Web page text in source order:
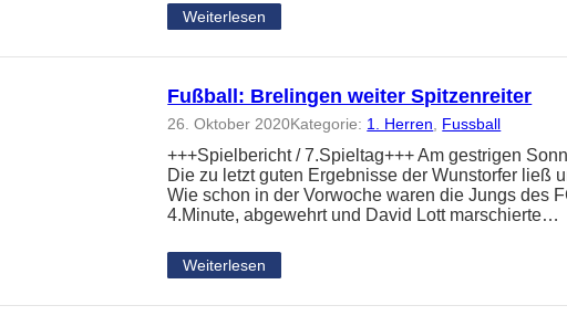
Weiterlesen
Fußball: Brelingen weiter Spitzenreiter
26. Oktober 2020Kategorie: 1. Herren Fussball
+++Spielbericht / 7.Spieltag+++ Am gestrigen
Die zu letzt guten Ergebnisse der Wunstorfer ließ
Wie schon in der Vorwoche waren die Jungs des
4.Minute, abgewehrt und David Lott marschierte…
Weiterlesen